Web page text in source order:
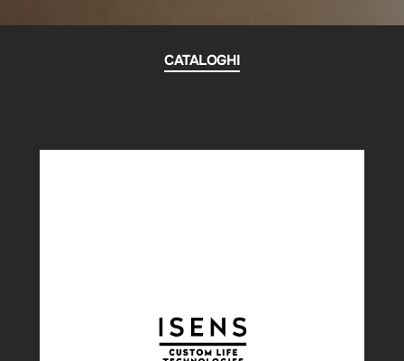
CATALOGHI